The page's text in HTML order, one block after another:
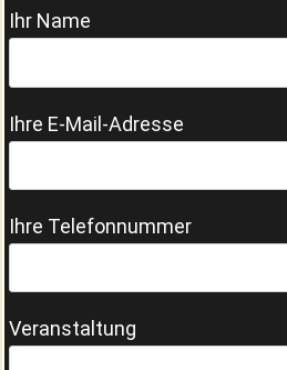
Ihr Name
Ihre E-Mail-Adresse
Ihre Telefonnummer
Veranstaltung